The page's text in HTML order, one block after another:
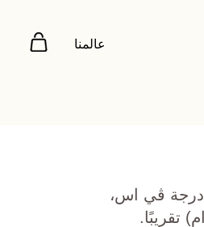
عالمنا
درجة ڤي اس،